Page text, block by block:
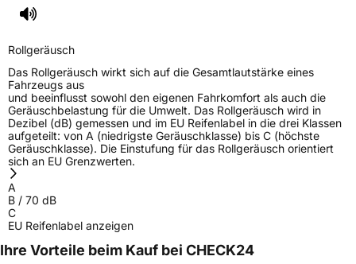
Rollgeräusch
Das Rollgeräusch wirkt sich auf die Gesamtlautstärke eines
Fahrzeugs aus
und beeinflusst sowohl den eigenen Fahrkomfort als auch die
Geräuschbelastung für die Umwelt. Das Rollgeräusch wird in
Dezibel (dB) gemessen und im EU Reifenlabel in die drei Klassen
aufgeteilt: von A (niedrigste Geräuschklasse) bis C (höchste
Geräuschklasse). Die Einstufung für das Rollgeräusch orientiert
sich an EU Grenzwerten.
A
B / 70 dB
C
EU Reifenlabel anzeigen
Ihre Vorteile beim Kauf bei CHECK24